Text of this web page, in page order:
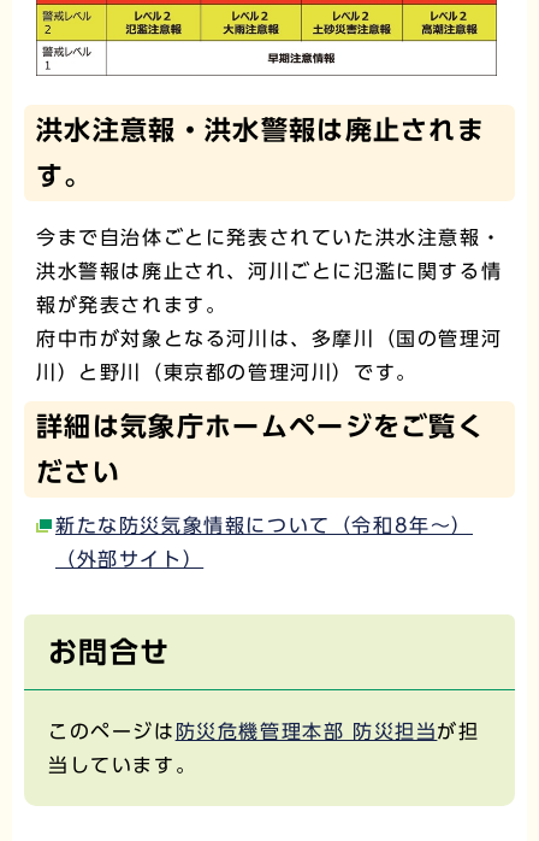
洪水注意報・洪水警報は廃止されま
す。
今まで自治体ごとに発表されていた洪水注意報・
洪水警報は廃止され、河川ごとに氾濫に関する情
報が発表されます。
府中市が対象となる河川は、多摩川（国の管理河
川）と野川（東京都の管理河川）です。
詳細は気象庁ホームページをご覧く
ださい
新たな防災気象情報について（令和8年～）
（外部サイト）
お問合せ
このページは 防災危機管理本部 防災担当が担
当しています。